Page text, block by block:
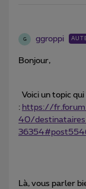
G ggroppi
Bonjour,
Voici un topic
: https://
40/
Là, vous parler